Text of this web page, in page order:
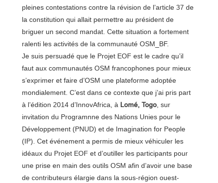
pleines contestations contre la révision de l’article 37 de
la constitution qui allait permettre au président de
briguer un second mandat. Cette situation a fortement
ralenti les activités de la communauté OSM_BF.
Je suis persuadé que le Projet EOF est le cadre qu’il
faut aux communautés OSM francophones pour mieux
s’exprimer et faire d’OSM une plateforme adoptée
mondialement. C’est dans ce contexte que j’ai pris part
à l’édition 2014 d’InnovAfrica, à Lomé, Togo, sur
invitation du Programnne des Nations Unies pour le
Développement (PNUD) et de Imagination for People
(IP). Cet événement a permis de mieux véhiculer les
idéaux du Projet EOF et d’outiller les participants pour
une prise en main des outils OSM afin d’avoir une base
de contributeurs élargie dans la sous-région ouest-